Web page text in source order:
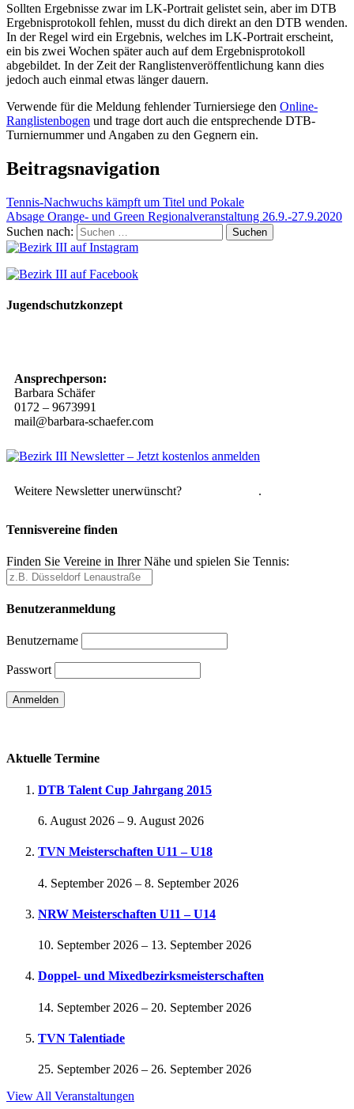
Sollten Ergebnisse zwar im LK-Portrait gelistet sein, aber im DTB
Ergebnisprotokoll fehlen, musst du dich direkt an den DTB wenden.
In der Regel wird ein Ergebnis, welches im LK-Portrait erscheint,
ein bis zwei Wochen später auch auf dem Ergebnisprotokoll
abgebildet. In der Zeit der Ranglistenveröffentlichung kann dies
jedoch auch einmal etwas länger dauern.
Verwende für die Meldung fehlender Turniersiege den Online-
Ranglistenbogen und trage dort auch die entsprechende DTB-
Turniernummer und Angaben zu den Gegnern ein.
Beitragsnavigation
Tennis-Nachwuchs kämpft um Titel und Pokale
Absage Orange- und Green Regionalveranstaltung 26.9.-27.9.2020
Suchen nach:
Jugendschutzkonzept
Ansprechperson:
Barbara Schäfer
0172 – 9673991
mail@barbara-schaefer.com
Weitere Newsletter unerwünscht? .
Tennisvereine finden
Finden Sie Vereine in Ihrer Nähe und spielen Sie Tennis:
Benutzeranmeldung
Benutzername
Passwort
Aktuelle Termine
DTB Talent Cup Jahrgang 2015
6. August 2026 – 9. August 2026
TVN Meisterschaften U11 – U18
4. September 2026 – 8. September 2026
NRW Meisterschaften U11 – U14
10. September 2026 – 13. September 2026
Doppel- und Mixedbezirksmeisterschaften
14. September 2026 – 20. September 2026
TVN Talentiade
25. September 2026 – 26. September 2026
View All Veranstaltungen